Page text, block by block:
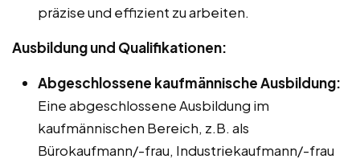
präzise und effizient zu arbeiten.
Ausbildung und Qualifikationen:
Abgeschlossene kaufmännische Ausbildung:
Eine abgeschlossene Ausbildung im
kaufmännischen Bereich, z.B. als
Bürokaufmann/-frau, Industriekaufmann/-frau